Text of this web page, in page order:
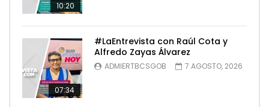
10:20
07:34
#LaEntrevista con Raúl Cota y
Alfredo Zayas Álvarez
ADMIERTBCSGOB 7 AGOSTO, 2026